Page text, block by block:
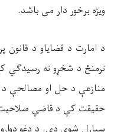
ویژه برخور دار می باشد.
د امارت د قضایاو د قانون
ترمنځ د شخړو ته رسیدګي
منازعې د حل او مصالحې د
حقیقت کې د قاضي